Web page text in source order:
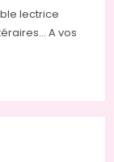
lectrice
A vos